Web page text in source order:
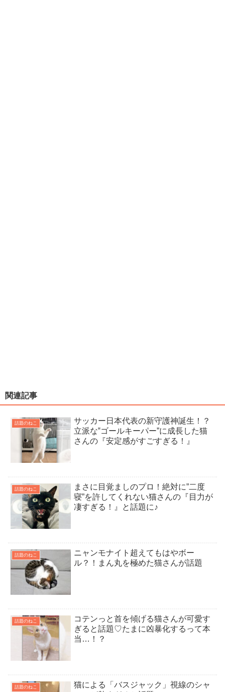
関連記事
話題のねこ
サッカー日本代表の新守護神誕生！？
立派な‟ゴールキーパー”に成長した猫
さんの『安定感がすごすぎる！』
話題のねこ
まさに目覚ましのプロ！絶対に”二度
寝”を許してくれない猫さんの『目力が
凄すぎる！』と話題に♪
話題のねこ
ニャンモナイト超えてもはやボー
ル？！まん丸を極めた猫さんが話題
話題のねこ
コテンっと首を傾げる猫さんが可愛す
ぎると話題♡たまに凶暴化するって本
当…！？
話題のねこ
猫による「バスジャック」視線のシャ